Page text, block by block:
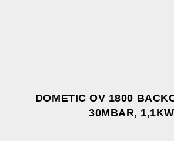
DOMETIC OV 1800
30MBAR, 1,1KW